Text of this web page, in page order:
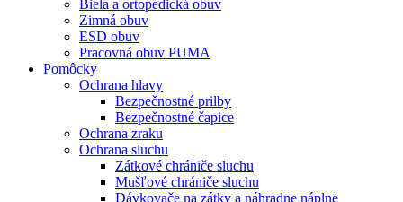
Biela a ortopedická obuv
Zimná obuv
ESD obuv
Pracovná obuv PUMA
Pomôcky
Ochrana hlavy
Bezpečnostné prilby
Bezpečnostné čapice
Ochrana zraku
Ochrana sluchu
Zátkové chrániče sluchu
Mušľové chrániče sluchu
Dávkovače na zátky a náhradne náplne